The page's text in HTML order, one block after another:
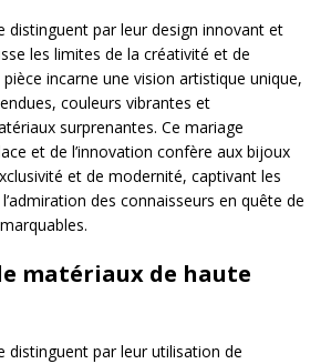
distinguent par leur design innovant et
les limites de la créativité et de
pièce incarne une vision artistique unique,
couleurs vibrantes et
surprenantes. Ce mariage
et de l’innovation confère aux bijoux
et de modernité, captivant les
des connaisseurs en quête de
matériaux de haute
distinguent par leur utilisation de